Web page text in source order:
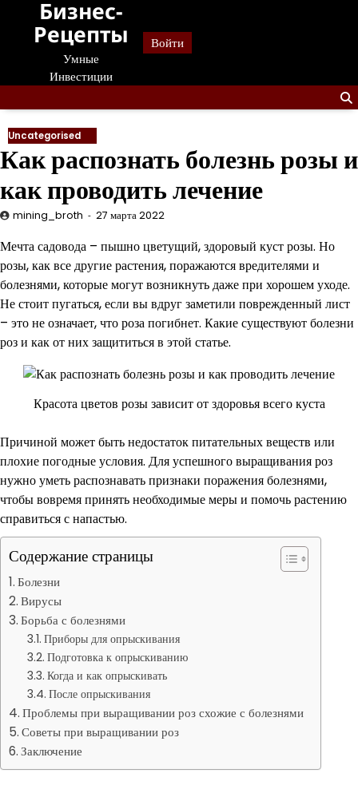
Перейти
содержанию
Бизнес-
Рецепты
Умные
Инвестиции
Войти
Uncategorised
Как распознать болезнь розы и
как проводить лечение
mining_broth 27 марта 2022
Мечта садовода – пышно цветущий, здоровый куст розы. Но
розы, как все другие растения, поражаются вредителями и
болезнями, которые могут возникнуть даже при хорошем уходе.
Не стоит пугаться, если вы вдруг заметили поврежденный лист
– это не означает, что роза погибнет. Какие существуют болезни
роз и как от них защититься в этой статье.
Красота цветов розы зависит от здоровья всего куста
Причиной может быть недостаток питательных веществ или
плохие погодные условия. Для успешного выращивания роз
нужно уметь распознавать признаки поражения болезнями,
чтобы вовремя принять необходимые меры и помочь растению
справиться с напастью.
Содержание страницы
Болезни
Вирусы
Борьба с болезнями
Приборы для опрыскивания
Подготовка к опрыскиванию
Когда и как опрыскивать
После опрыскивания
Проблемы при выращивании роз схожие с болезнями
Советы при выращивании роз
Заключение